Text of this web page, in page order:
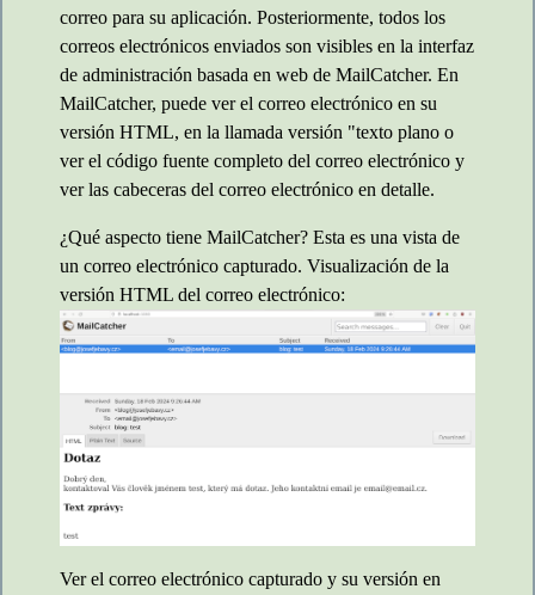
correo para su aplicación. Posteriormente, todos los
correos electrónicos enviados son visibles en la interfaz
de administración basada en web de MailCatcher. En
MailCatcher, puede ver el correo electrónico en su
versión HTML, en la llamada versión "texto plano o
ver el código fuente completo del correo electrónico y
ver las cabeceras del correo electrónico en detalle.
¿Qué aspecto tiene MailCatcher? Esta es una vista de
un correo electrónico capturado. Visualización de la
versión HTML del correo electrónico:
Ver el correo electrónico capturado y su versión en